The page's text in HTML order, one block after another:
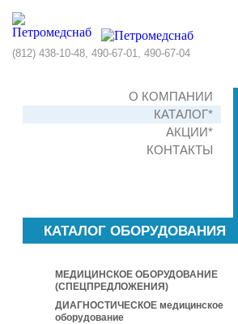
(812) 438-10-48, 490-67-01, 490-67-04
О КОМПАНИИ
КАТАЛОГ*
АКЦИИ*
КОНТАКТЫ
КАТАЛОГ ОБОРУДОВАНИЯ
МЕДИЦИНСКОЕ ОБОРУДОВАНИЕ
(СПЕЦПРЕДЛОЖЕНИЯ)
ДИАГНОСТИЧЕСКОЕ медицинское
оборудование